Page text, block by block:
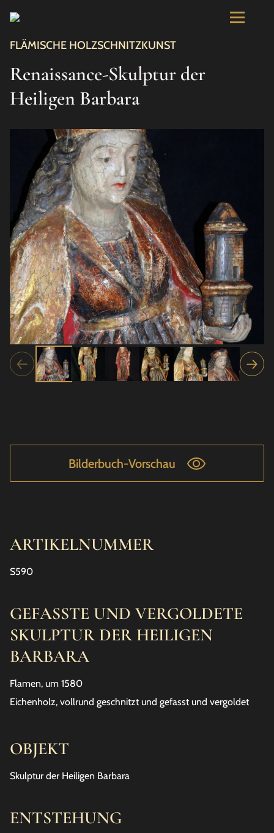
FLÄMISCHE HOLZSCHNITZKUNST
Renaissance-Skulptur der
Heiligen Barbara
OBJEKT
Skulptur der Heiligen Barbara
ENTSTEHUNG
Bilderbuch-Vorschau
ARTIKELNUMMER
S590
GEFASSTE UND VERGOLDETE
SKULPTUR DER HEILIGEN
BARBARA
Flamen, um 1580
Eichenholz, vollrund geschnitzt und gefasst und vergoldet